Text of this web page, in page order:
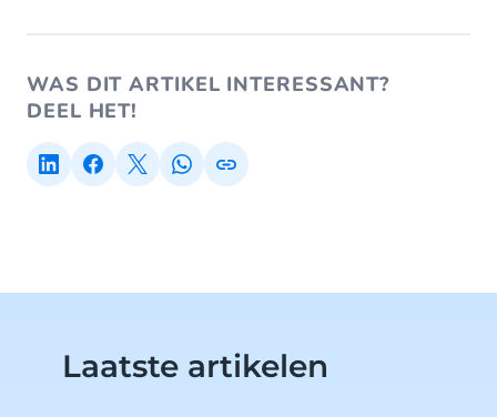
WAS DIT ARTIKEL INTERESSANT?
DEEL HET!
Laatste artikelen